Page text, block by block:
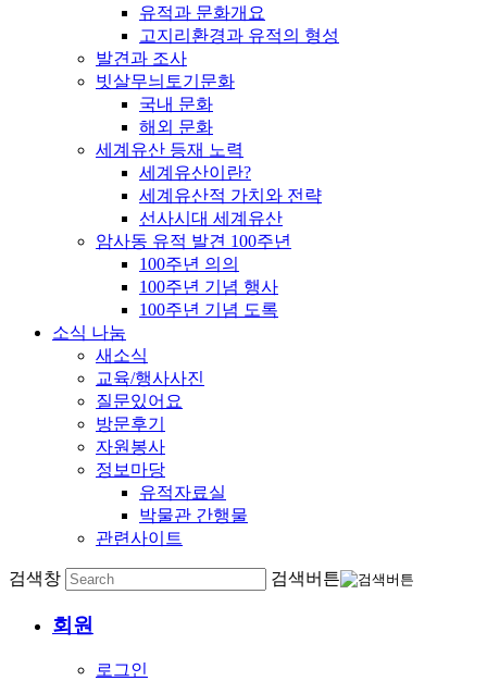
유적과 문화개요
고지리환경과 유적의 형성
발견과 조사
빗살무늬토기문화
국내 문화
해외 문화
세계유산 등재 노력
세계유산이란?
세계유산적 가치와 전략
선사시대 세계유산
암사동 유적 발견 100주년
100주년 의의
100주년 기념 행사
100주년 기념 도록
소식 나눔
새소식
교육/행사사진
질문있어요
방문후기
자원봉사
정보마당
유적자료실
박물관 간행물
관련사이트
검색창 검색버튼
회원
로그인